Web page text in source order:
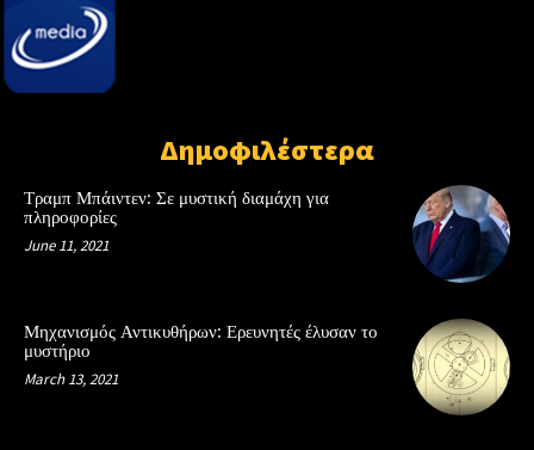
Δημοφιλέστερα
Τραμπ Μπάιντεν: Σε μυστική διαμάχη για
πληροφορίες
June 11, 2021
Μηχανισμός Αντικυθήρων: Ερευνητές έλυσαν το
μυστήριο
March 13, 2021